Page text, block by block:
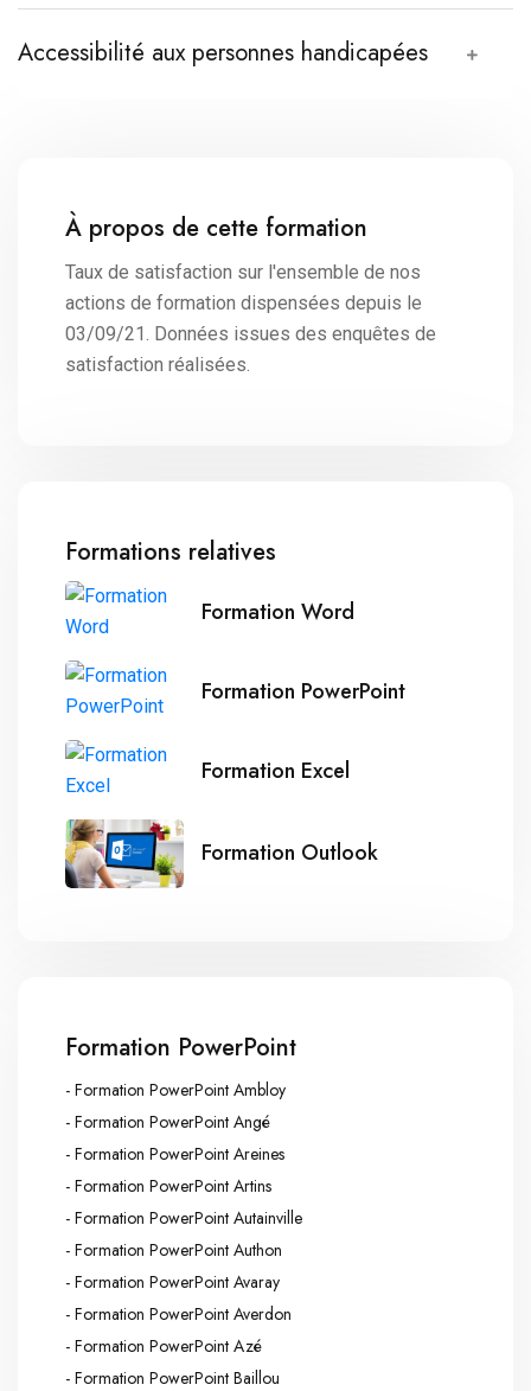
Accessibilité aux personnes handicapées
À propos de cette formation
Taux de satisfaction sur l'ensemble de nos
actions de formation dispensées depuis le
03/09/21. Données issues des enquêtes de
satisfaction réalisées.
Formations relatives
Formation Word
Formation PowerPoint
Formation Excel
Formation Outlook
Formation PowerPoint
- Formation PowerPoint Ambloy
- Formation PowerPoint Angé
- Formation PowerPoint Areines
- Formation PowerPoint Artins
- Formation PowerPoint Autainville
- Formation PowerPoint Authon
- Formation PowerPoint Avaray
- Formation PowerPoint Averdon
- Formation PowerPoint Azé
- Formation PowerPoint Baillou